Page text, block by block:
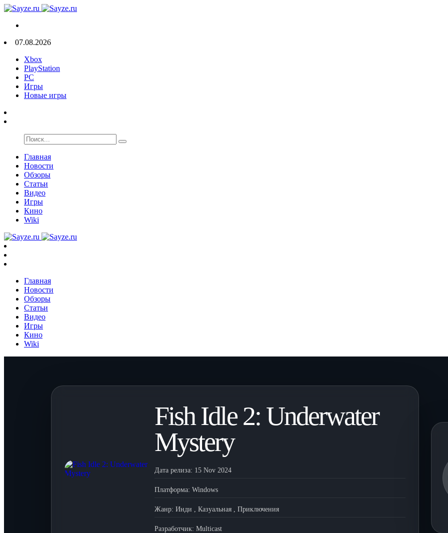
07.08.2026
Xbox
PlayStation
PC
Игры
Новые игры
Главная
Новости
Обзоры
Статьи
Видео
Игры
Кино
Wiki
Главная
Новости
Обзоры
Статьи
Видео
Игры
Кино
Wiki
Fish Idle 2: Underwater
Mystery
Дата релиза: 15 Nov 2024
Платформа: Windows
Жанр: Инди ,Казуальная ,Приключения
Разработчик: Multicast